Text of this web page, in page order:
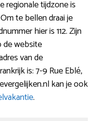
regionale tijdzone is
te bellen draai je
hier is 112. Zijn
de website
van de
is: 7-9 Rue Eblé,
kan je ook
.